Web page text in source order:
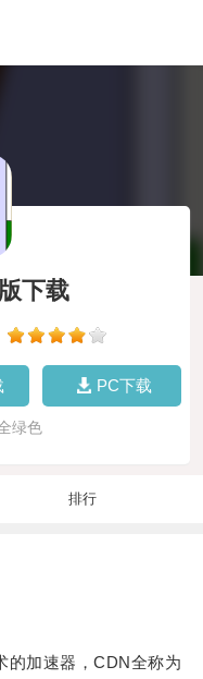
下载
PC下载
绿色
排行
加速器，CDN全称为